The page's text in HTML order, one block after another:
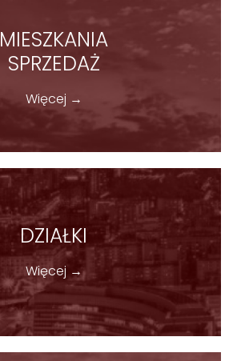
MIESZKANIA
SPRZEDAŻ
Więcej →
DZIAŁKI
Więcej →